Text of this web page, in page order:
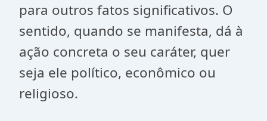
para outros fatos significativos. O
sentido, quando se manifesta, dá à
ação concreta o seu caráter, quer
seja ele político, econômico ou
religioso.